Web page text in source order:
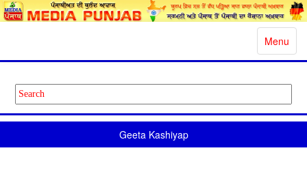
Toggle
Menu
Geeta Kashiyap